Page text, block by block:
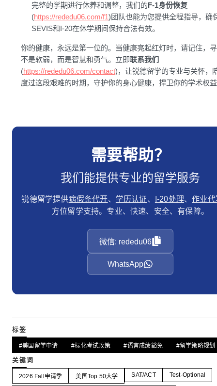
完整的学期进行休养和调整，我们的F-1身份恢复
(https://rededu06.com/f1)团队也能为您提供全程指导，确
SEVIS和I-20在休学期间保持合法有效。
你的健康，永远是第一位的。当健康亮起红灯时，请记住，
不是软弱，而是智慧和勇气。立即联系我们
(https://rededu06.com/contact)，让锐德留学的专业与关怀，
度过这段艰难的时期，守护你的身心健康，捍卫你的学术权
需要帮助？
我们能提供专业的留学服务
锐德留学提供病假条代开、 学历认证、 I-20处理、作业代
方位留学支持。专业、快速、安全、有保障。
微信: rededu06
WhatsApp
标签
#美国留学申请 #标化考试政策 #语言成绩豁免 #留学策略规划
关键词
2026 Fall申请季 美国Top 50大学 SAT/ACT Test-Optional